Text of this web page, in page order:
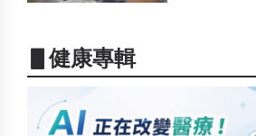
▋健康專輯